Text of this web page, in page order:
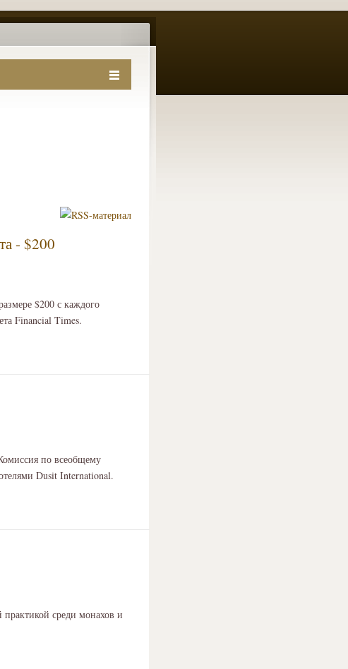
- $200
$200 с каждого
Financial Times.
по всеобщему
Dusit International.
практикой среди монахов и